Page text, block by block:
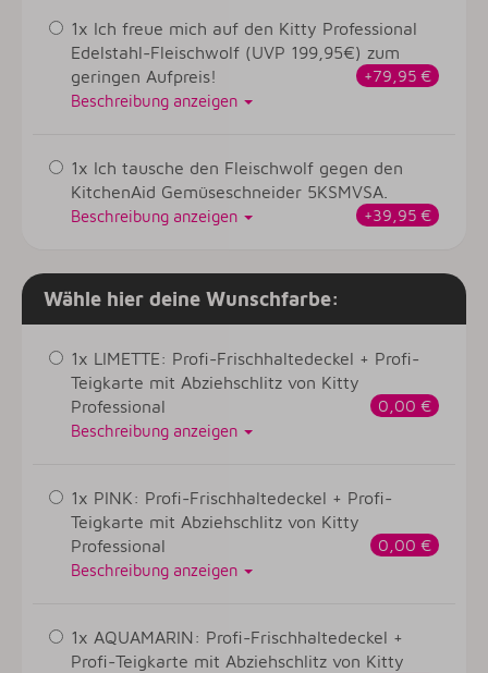
1x Ich freue mich auf den Kitty Professional
Edelstahl-Fleischwolf (UVP 199,95€) zum
geringen Aufpreis!
+79,95 €
Beschreibung anzeigen
1x Ich tausche den Fleischwolf gegen den
KitchenAid Gemüseschneider 5KSMVSA.
+39,95 €
Beschreibung anzeigen
Wähle hier deine Wunschfarbe:
1x LIMETTE: Profi-Frischhaltedeckel + Profi-
Teigkarte mit Abziehschlitz von Kitty
Professional
0,00 €
Beschreibung anzeigen
1x PINK: Profi-Frischhaltedeckel + Profi-
Teigkarte mit Abziehschlitz von Kitty
Professional
0,00 €
Beschreibung anzeigen
1x AQUAMARIN: Profi-Frischhaltedeckel +
Profi-Teigkarte mit Abziehschlitz von Kitty